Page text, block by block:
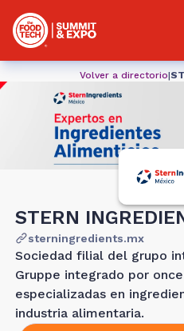
Volver a directorio|
STERN
sterningredients.mx
Sociedad filial del grupo
Gruppe integrado por
especializadas en
industria alimentaria.